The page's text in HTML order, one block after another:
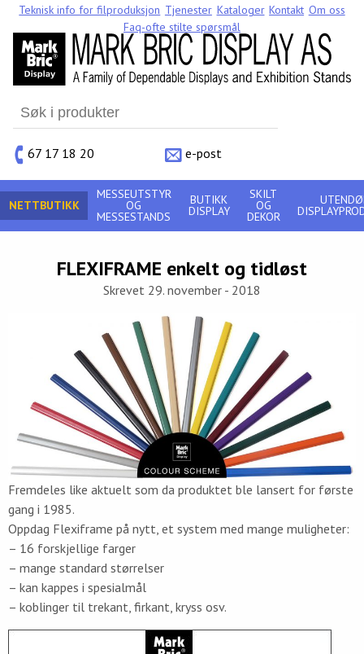
Search
for:
67 17 18 20
e-post
Teknisk info for filproduksjon Tjenester Kataloger Kontakt Om oss
Faq-ofte stilte spørsmål
NETTBUTIKK
MESSEUTSTYR
OG
MESSESTANDS
BUTIKK
DISPLAY
SKILT
OG
DEKOR
FLEXIFRAME enkelt og tidløst
Skrevet 29. november - 2018
Fremdeles like aktuelt som da produktet ble lansert for første
gang i 1985.
Oppdag Flexiframe på nytt, et system med mange muligheter:
– 16 forskjellige farger
– mange standard størrelser
– kan kappes i spesialmål
– koblinger til trekant, firkant, kryss osv.